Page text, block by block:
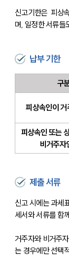
신고기한은 피상
며, 일정한 서류들
납부 기한
구
피상속인이
피상속인 또는
비거주자
제출 서류
신고 시에는 과세
세서와 서류를 함
거주자와 비거주
는 경우에만 선택